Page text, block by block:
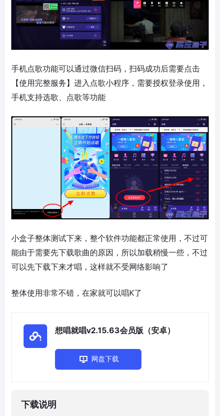
手机点歌功能可以通过微信扫码，扫码成功后需要点击
【使用完整服务】进入点歌小程序，需要授权登录使用，
手机支持选歌、点歌等功能
小盒子整体测试下来，整个软件功能都正常使用，不过可
能由于需要先下载歌曲的原因，所以加载稍慢一些，不过
可以先下载下来才唱，这样就不受网络影响了
整体使用非常不错，在家就可以唱K了
想唱就唱v2.15.63会员版（安卓）
网盘下载
下载说明